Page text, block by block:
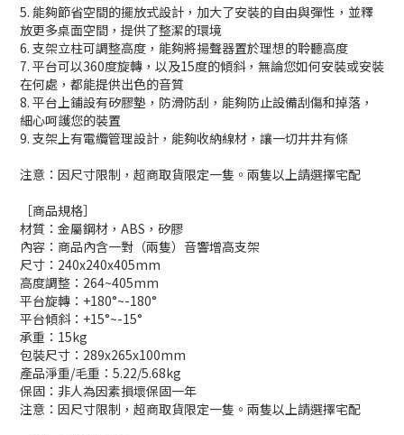
5. 能夠節省空間的擺放式設計，加大了安裝的自由與彈性，並釋
放更多桌面空間，提供了整潔的環境
6. 支架立柱可調整高度，能夠將揚聲器置於理想的聆聽高度
7. 平台可以360度旋轉，以及15度的傾斜，無論您如何安裝或安裝
在何處，都能提供出色的音質
8. 平台上鋪設有矽膠墊，防滑防刮，能夠防止設備刮傷和掉落，
細心呵護您的裝置
9. 支架上有電纜管理設計，能夠收納線材，讓一切井井有條
注意：因尺寸限制，超商取貨限定一隻。兩隻以上請選擇宅配
［商品規格］
材質：金屬鋼材，ABS，矽膠
內容：商品內含一對（兩隻）音響增高支架
尺寸：240x240x405mm
高度調整：264~405mm
平台旋轉：+180°~-180°
平台傾斜：+15°~-15°
承重：15kg
包裝尺寸：289x265x100mm
產品淨重/毛重：5.22/5.68kg
保固：非人為因素損壞保固一年
注意：因尺寸限制，超商取貨限定一隻。兩隻以上請選擇宅配